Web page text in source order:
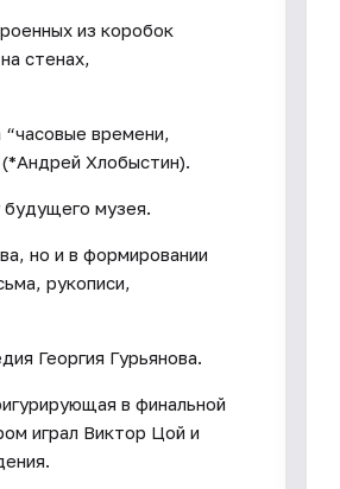
из коробок
стенах,
времени,
Хлобыстин).
музея.
но и в формировании
рукописи,
Георгия Гурьянова.
в финальной
играл Виктор Цой и